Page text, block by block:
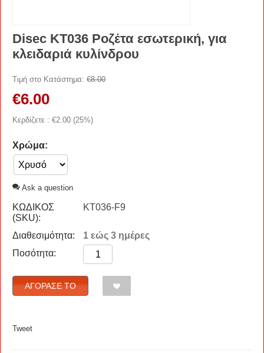
Disec KT036 Ροζέτα εσωτερική, για
κλειδαριά κυλίνδρου
Τιμή στο Κατάστημα: €8.00
€6.00
Κερδίζετε : €2.00 (25%)
Χρώμα:
Ask a question
ΚΩΔΙΚΟΣ
(SKU):
KT036-F9
Διαθεσιμότητα:
1 εώς 3 ημέρες
Ποσότητα:
ΑΓΌΡΑΣΈ ΤΟ
Tweet